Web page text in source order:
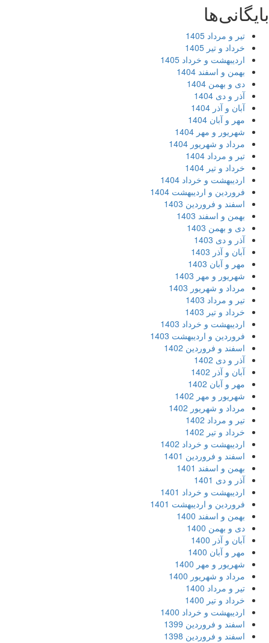
تیر و مرداد 1405
خرداد و تیر 1405
اردیبهشت و خرداد 1405
بهمن و اسفند 1404
دی و بهمن 1404
آذر و دی 1404
آبان و آذر 1404
مهر و آبان 1404
شهریور و مهر 1404
مرداد و شهریور 1404
تیر و مرداد 1404
خرداد و تیر 1404
اردیبهشت و خرداد 1404
فروردین و اردیبهشت 1404
اسفند و فروردین 1403
بهمن و اسفند 1403
دی و بهمن 1403
آذر و دی 1403
آبان و آذر 1403
مهر و آبان 1403
شهریور و مهر 1403
مرداد و شهریور 1403
تیر و مرداد 1403
خرداد و تیر 1403
اردیبهشت و خرداد 1403
فروردین و اردیبهشت 1403
اسفند و فروردین 1402
آذر و دی 1402
آبان و آذر 1402
مهر و آبان 1402
شهریور و مهر 1402
مرداد و شهریور 1402
تیر و مرداد 1402
خرداد و تیر 1402
اردیبهشت و خرداد 1402
اسفند و فروردین 1401
بهمن و اسفند 1401
آذر و دی 1401
اردیبهشت و خرداد 1401
فروردین و اردیبهشت 1401
بهمن و اسفند 1400
دی و بهمن 1400
آبان و آذر 1400
مهر و آبان 1400
شهریور و مهر 1400
مرداد و شهریور 1400
تیر و مرداد 1400
خرداد و تیر 1400
اردیبهشت و خرداد 1400
اسفند و فروردین 1399
اسفند و فروردین 1398